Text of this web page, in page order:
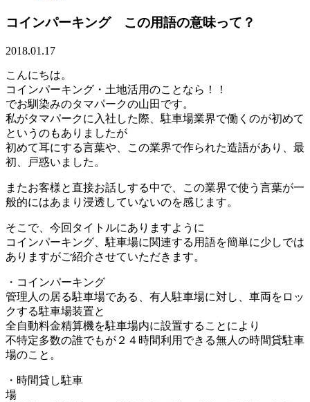
コインパーキング この用語の意味って？
2018.01.17
こんにちは。
コインパーキング・土地活用のことなら！！
でお馴染みのタマパークの山田です。
私がタマパークに入社した際、駐車場業界で働くのが初めて
というのもありましたが
初めて耳にする言葉や、この業界で作られた造語があり、最
初、戸惑いました。
またお客様と直接お話しする中で、この業界で使う言葉が一
般的にはあまり浸透していないのを感じます。
そこで、今回タイトルにありますように
コインパーキング、駐車場に関連する用語を簡単に少しでは
ありますがご紹介させていただきます。
・コインパーキング
管理人の居る駐車場である、有人駐車場に対し、車両をロッ
クする駐車場装置と
全自動料金精算機を駐車場内に設置することにより
不特定多数の誰でもが２４時間利用できる無人の時間貸駐車
場のこと。
・時間貸し駐車